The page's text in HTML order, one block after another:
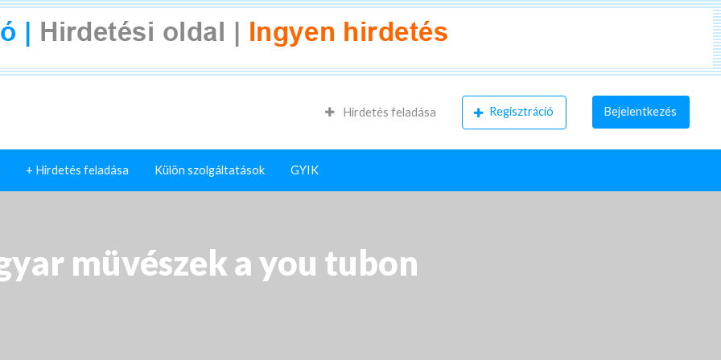
Hirdetés feladása Regisztráció Bejelentkezés
+ Hirdetés feladása Külön szolgáltatások GYIK
müvészek a you tubon